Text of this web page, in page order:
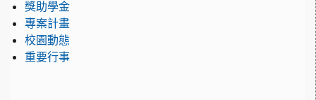
獎助學金
專案計畫
校園動態
重要行事